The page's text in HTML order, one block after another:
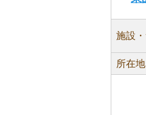
施設
所在地